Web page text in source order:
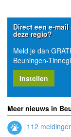
Direct een e-
deze regio?
Meld je dan
Beuningen-
Instellen
Meer nieuws in
112